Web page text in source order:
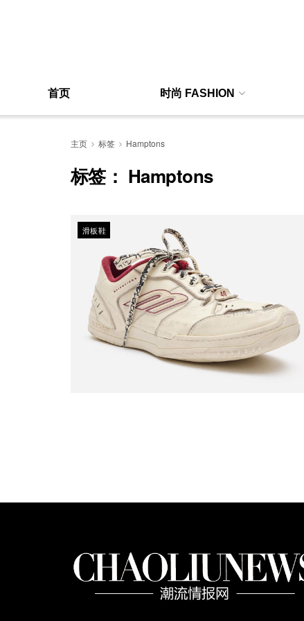
首页 时尚 FASHION
主页 标签 Hamptons
标签： Hamptons
滑板鞋